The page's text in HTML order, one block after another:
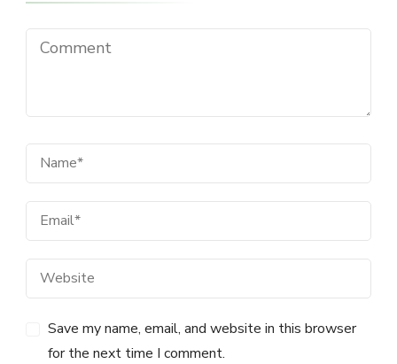
Save my name, email, and website in this browser
for the next time I comment.